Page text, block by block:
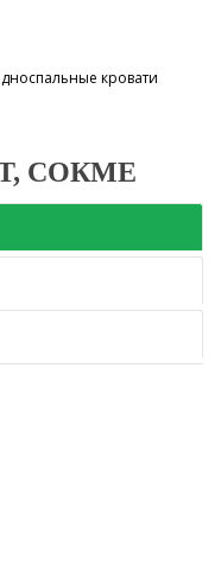
кровати
СОКМЕ